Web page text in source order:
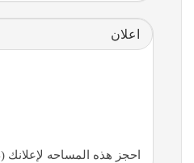
اعلان
احجز هذه المساحه لإعلانك (ad4)